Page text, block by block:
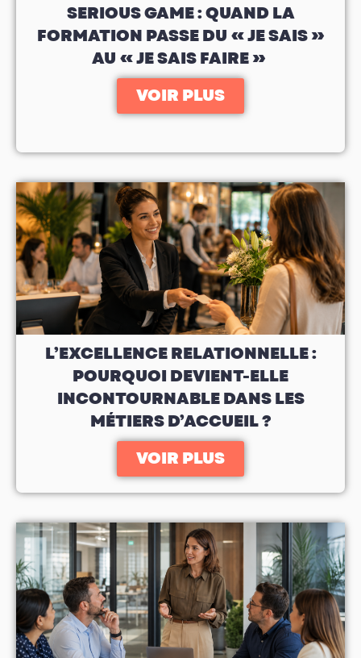
SERIOUS GAME : QUAND LA
FORMATION PASSE DU « JE SAIS »
AU « JE SAIS FAIRE »
VOIR PLUS
L’EXCELLENCE RELATIONNELLE :
POURQUOI DEVIENT-ELLE
INCONTOURNABLE DANS LES
MÉTIERS D’ACCUEIL ?
VOIR PLUS